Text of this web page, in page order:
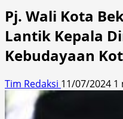
Pj. Wali Kota
Lantik Kepala
Kebudayaan
Tim Redaksi 11/07/2024 1